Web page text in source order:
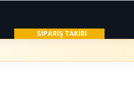
SİPARİŞ TAKİBİ